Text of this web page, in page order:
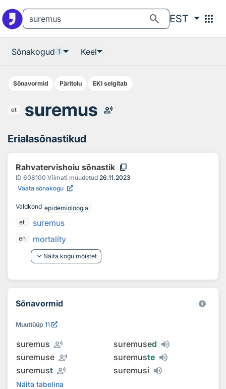
search EST apps
Sõnakogud 1 Keel
Sõnavormid Päritolu EKI selgitab
et suremus record_voice_over
Erialasõnastikud
Rahvatervishoiu sõnastik content_copy
ID 608100 Viimati muudetud 26.11.2023
Vaata sõnakogu
Valdkond epidemioloogia
et
suremus
en
mortality
keyboard_arrow_down Näita kogu mõistet
Sõnavormid
Muuttüüp 11
suremus record_voice_over suremused
suremuse record_voice_over suremuste
suremust record_voice_over suremusi
Näita tabelina